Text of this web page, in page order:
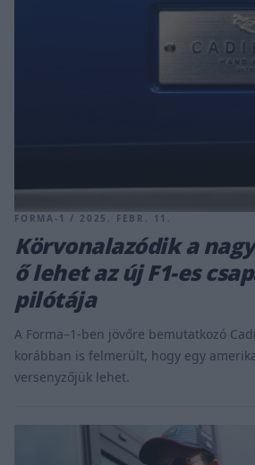
FORMA-1 / 2025. FEBR. 11.
Körvonalazódik a
ő lehet az új F1-es
pilótája
A Forma–1-ben jövőre bemutatkozó
korábban is felmerült, hogy egy
versenyzőjük lehet.